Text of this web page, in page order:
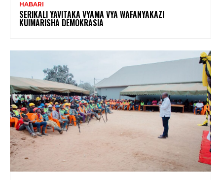
HABARI
SERIKALI YAVITAKA VYAMA VYA WAFANYAKAZI
KUIMARISHA DEMOKRASIA